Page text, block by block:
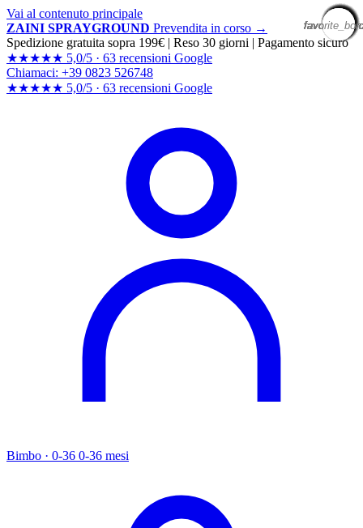
Vai al contenuto principale
ZAINI SPRAYGROUND Prevendita in corso →
Spedizione gratuita sopra 199€ | Reso 30 giorni | Pagamento sicuro
★★★★★ 5,0/5 · 63 recensioni Google
Chiamaci: +39 0823 526748
★★★★★ 5,0/5 · 63 recensioni Google
Bimbo · 0-36 0-36 mesi